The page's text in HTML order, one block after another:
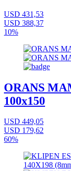
USD 431,53
USD 388,37
10%
ORANS
100x150
USD 449,05
USD 179,62
60%